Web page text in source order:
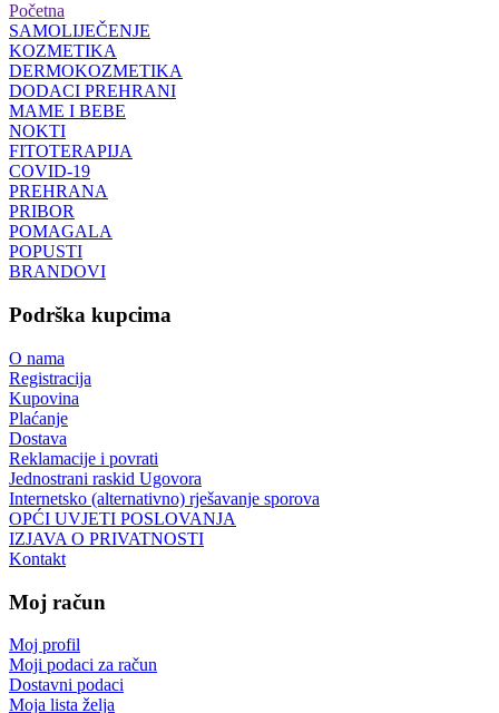
Početna
SAMOLIJEČENJE
KOZMETIKA
DERMOKOZMETIKA
DODACI PREHRANI
MAME I BEBE
NOKTI
FITOTERAPIJA
COVID-19
PREHRANA
PRIBOR
POMAGALA
POPUSTI
BRANDOVI
Podrška kupcima
O nama
Registracija
Kupovina
Plaćanje
Dostava
Reklamacije i povrati
Jednostrani raskid Ugovora
Internetsko (alternativno) rješavanje sporova
OPĆI UVJETI POSLOVANJA
IZJAVA O PRIVATNOSTI
Kontakt
Moj račun
Moj profil
Moji podaci za račun
Dostavni podaci
Moja lista želja